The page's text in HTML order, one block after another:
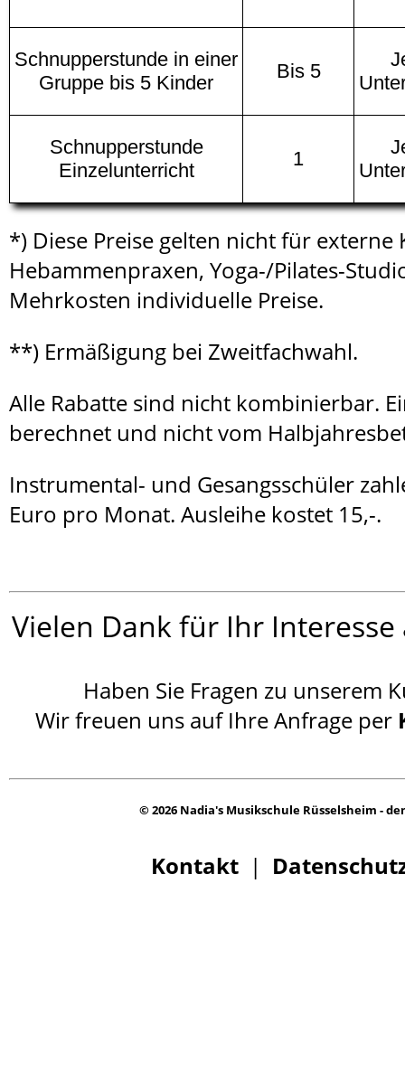
Schnupperstunde in einer
Gruppe bis 5 Kinder
Bis 5
Schnupperstunde
Einzelunterricht
1
*) Diese Preise gelten nicht für externe
Hebammenpraxen, Yoga-/Pilates-
Mehrkosten individuelle Preise.
**) Ermäßigung bei Zweitfachwahl.
Alle Rabatte sind nicht kombinierbar.
berechnet und nicht vom
Instrumental- und Gesangsschüler
Euro pro Monat. Ausleihe kostet 15,-.
Vielen Dank für Ihr
Haben Sie Fragen zu unserem
Wir freuen uns auf Ihre Anfrage per
© 2026 Nadia's Musikschule Rüsselsheim -
Kontakt|